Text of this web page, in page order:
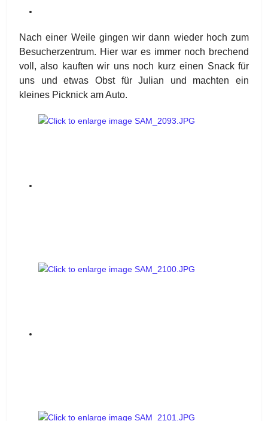
Nach einer Weile gingen wir dann wieder hoch zum
Besucherzentrum. Hier war es immer noch brechend
voll, also kauften wir uns noch kurz einen Snack für
uns und etwas Obst für Julian und machten ein
kleines Picknick am Auto.